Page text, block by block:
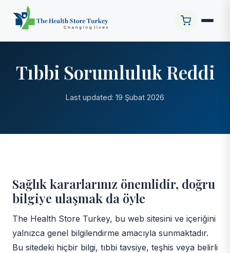
Tıbbi Sorumluluk Reddi
Last updated: 19 Şubat 2026
Sağlık kararlarınız önemlidir, doğru
bilgiye ulaşmak da öyle
The Health Store Turkey, bu web sitesini ve içeriğini
yalnızca genel bilgilendirme amacıyla sunmaktadır.
Bu sitedeki hiçbir bilgi, tıbbi tavsiye, teşhis veya belirli